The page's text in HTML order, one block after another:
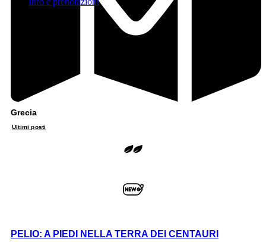
Grecia
Ultimi posti
PELIO: A PIEDI NELLA TERRA DEI CENTAURI